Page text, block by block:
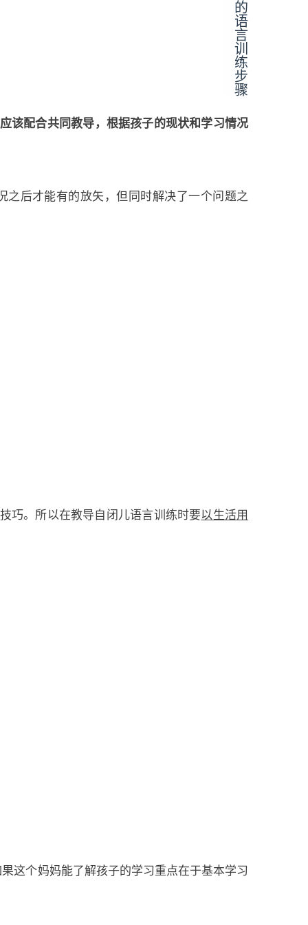
该配合共同教导，根据孩子的现状和学习情况
后才能有的放矢，但同时解决了一个问题之
巧。所以在教导自闭儿语言训练时要以生活用
这个妈妈能了解孩子的学习重点在于基本学习